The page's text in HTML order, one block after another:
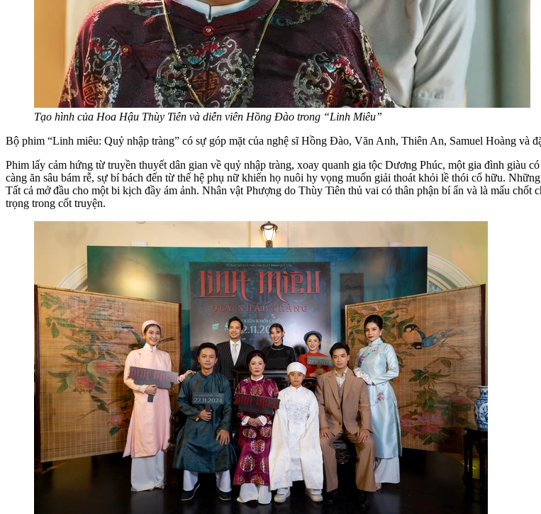
Tạo hình của Hoa Hậu Thùy Tiên và diễn viên Hồng Đào trong “Linh Miêu”
Bộ phim “Linh miêu: Quỷ nhập tràng” có sự góp mặt của nghệ sĩ Hồng Đào, Văn Anh, Thiên An, Samuel Hoàng và
Phim lấy cảm hứng từ truyền thuyết dân gian về quỷ nhập tràng, xoay quanh gia tộc Dương Phúc, một gia đình giàu
càng ăn sâu bám rễ, sự bí bách đến từ thế hệ phụ nữ khiến họ nuôi hy vọng muốn giải thoát khỏi lề thói cổ hữu.
Tất cả mở đầu cho một bi kịch đầy ám ảnh. Nhân vật Phượng do Thùy Tiên thủ vai có thân phận bí ẩn và là mấu
trọng trong cốt truyện.